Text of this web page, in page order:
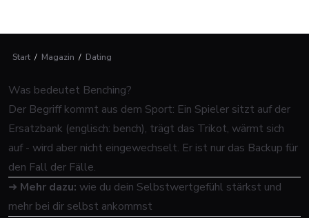
Start / Magazin / Dating
Was bedeutet Benching?
Der Begriff kommt aus dem Sport: Ein Spieler sitzt auf der
Ersatzbank (englisch: bench), trägt das Trikot, wärmt sich
auf - wird aber nicht eingewechselt. Er ist nur das Backup für
den Fall der Fälle.
➜ Mehr dazu: wie du dein Selbstwertgefühl stärkst und
mehr bei dir selbst ankommst